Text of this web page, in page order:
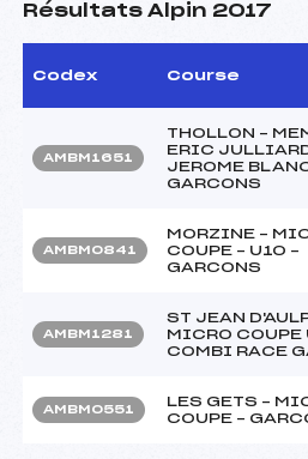
Résultats Alpin 2017
Codex Course
AMBM1651
THOLLON –
ERIC
JEROME
GARCONS
AMBM0841
MORZINE –
COUPE – U10 –
GARCONS
AMBM1281
ST JEAN
MICRO COUPE
COMBI RACE
AMBM0551
LES GETS –
COUPE –